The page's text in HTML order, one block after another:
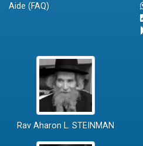
Aide (FAQ)
Rav Aharon L. STEINMAN